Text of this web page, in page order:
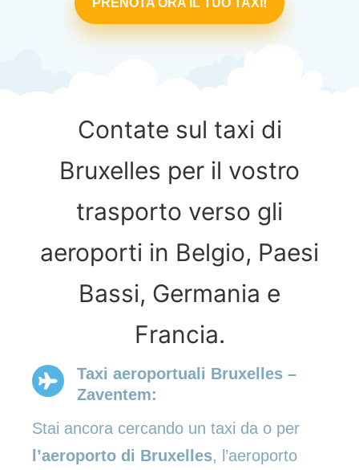
Contate sul taxi di
Bruxelles per il vostro
trasporto verso gli
aeroporti in Belgio, Paesi
Bassi, Germania e
Francia.
Taxi aeroportuali Bruxelles –
Zaventem:
Stai ancora cercando un taxi da o per
l’aeroporto di Bruxelles, l’aeroporto